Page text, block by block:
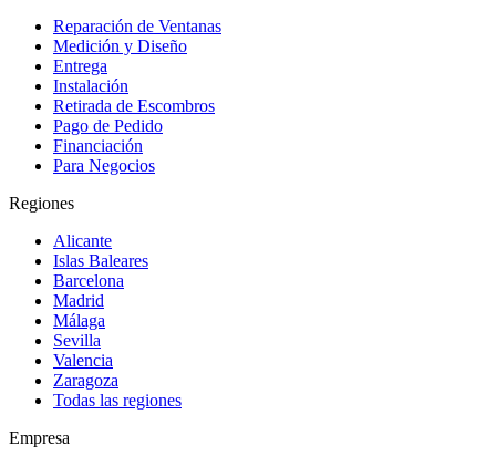
Reparación de Ventanas
Medición y Diseño
Entrega
Instalación
Retirada de Escombros
Pago de Pedido
Financiación
Para Negocios
Regiones
Alicante
Islas Baleares
Barcelona
Madrid
Málaga
Sevilla
Valencia
Zaragoza
Todas las regiones
Empresa